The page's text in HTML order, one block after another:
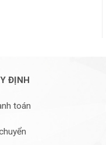
ĐỊNH
toán